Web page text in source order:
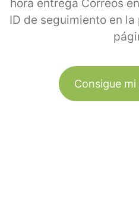
hora entrega Correos
ID de seguimiento en
Consigue